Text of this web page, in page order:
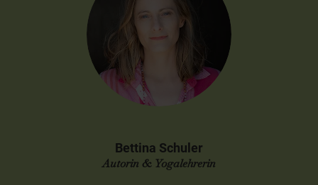
Bettina Schuler
Autorin & Yogalehrerin